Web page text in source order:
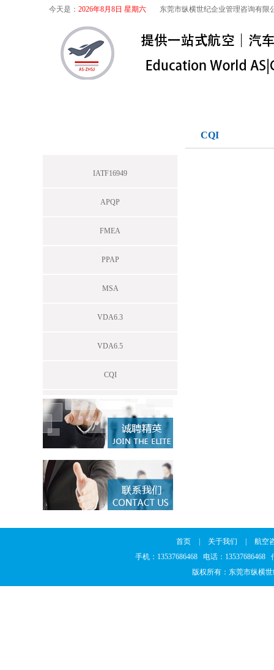
今天是： 2026年8月8日 星期六 东莞市纵横世纪企业管理咨询有限
IATF16949
APQP
FMEA
PPAP
MSA
VDA6.3
VDA6.5
CQI
CQI
首页 关于我们
航空
手机：13537686468 电话：13537686468
版权所有：东莞市纵横